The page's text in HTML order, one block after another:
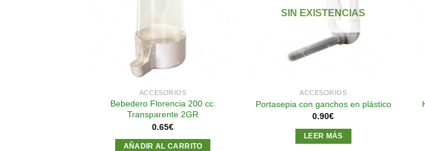
ACCESORIOS
Bebedero Florencia 200 cc.
Transparente 2GR
0.65€
AÑADIR AL CARRITO
deseos
SIN EXISTENCIAS
ACCESORIOS
Portasepia con ganchos en plástico
0.90€
LEER MÁS